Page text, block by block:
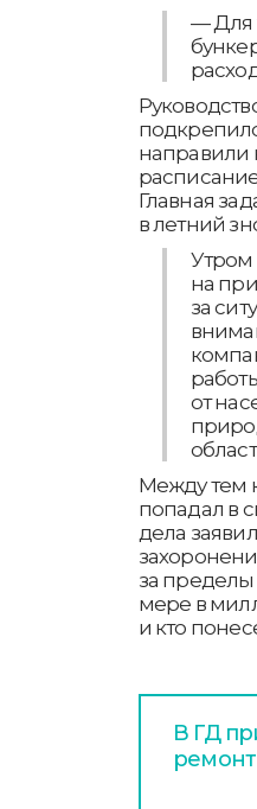
— Для
направили
Главная
в летний
Утром
на
за
от
Между тем
попадал в
дела
за
мере в
и кто
В ГД